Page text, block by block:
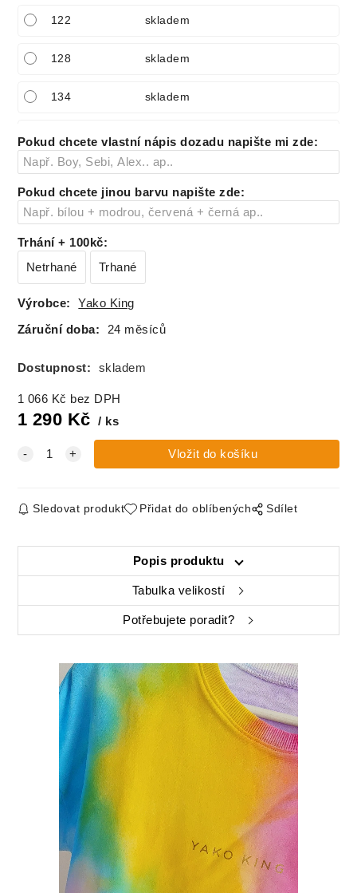
122 skladem
128 skladem
134 skladem
140 skladem
150 skladem
160 skladem
Pokud chcete vlastní nápis dozadu napište mi zde:
Pokud chcete jinou barvu napište zde:
Trhání + 100kč:
Netrhané
Trhané
Výrobce: Yako King
Záruční doba: 24 měsíců
Dostupnost: skladem
1 066 Kč bez DPH
1 290 Kč ks
Sledovat produkt Přidat do oblíbených Sdílet
Popis produktu
Tabulka velikostí
Potřebujete poradit?